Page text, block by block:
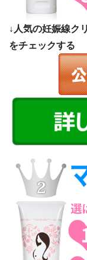
↓人気の妊娠線ク
をチェックする